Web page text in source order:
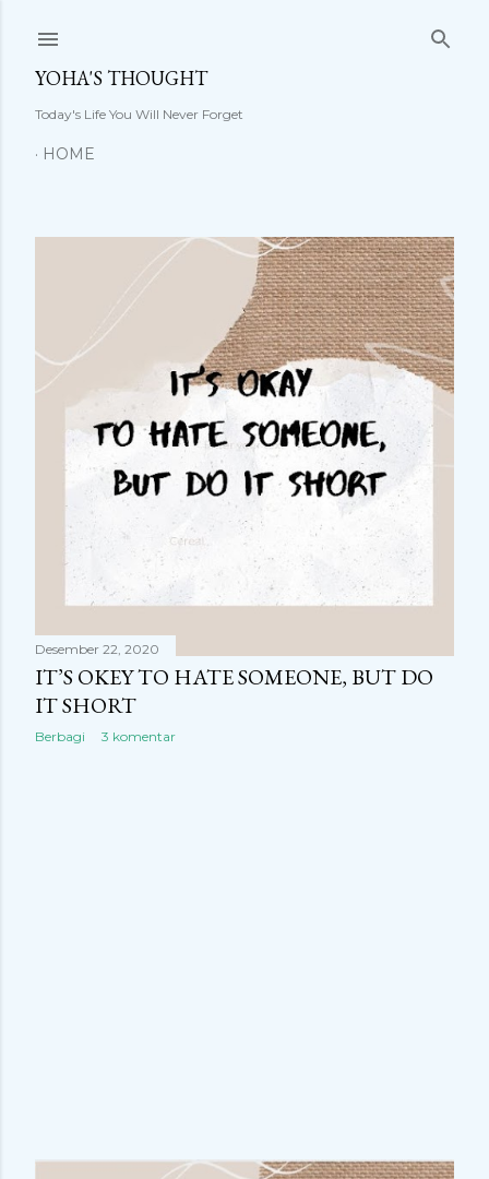
YOHA'S THOUGHT
Today's Life You Will Never Forget
HOME
s
n
Desember 22, 2020
IT’S OKEY TO HATE SOMEONE, BUT DO
IT SHORT
Berbagi 3 komentar